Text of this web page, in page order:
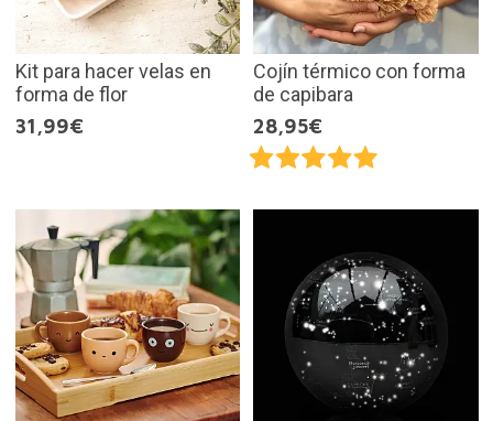
Kit para hacer velas en
forma de flor
31,99€
Cojín térmico con forma
de capibara
28,95€